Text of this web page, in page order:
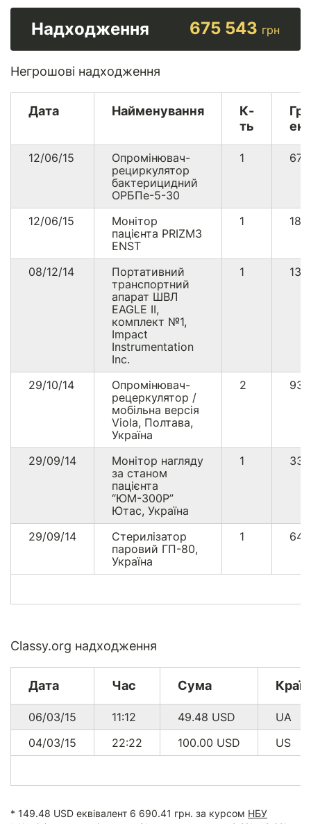
Надходження 675 543 грн
Негрошові надходження
Дата Найменування
К-
ть
12/06/15
Опромінювач-
рециркулятор
бактерицидний
ОРБПе-5-30
1
12/06/15
Монітор
пацієнта PRIZM3
ENST
1
08/12/14
Портативний
транспортний
апарат ШВЛ
EAGLE II,
комплект №1,
Impact
Instrumentation
Inc.
1
29/10/14
Опромінювач-
рецеркулятор /
мобільна версія
Viola, Полтава,
Україна
2
29/09/14
Монітор нагляду
за станом
пацієнта
“ЮМ-300Р”
Ютас, Україна
1
29/09/14
Стерилізатор
паровий ГП-80,
Україна
1
Classy.org надходження
Дата Час Сума
06/03/15 11:12 49.48 USD
UA
04/03/15
22:22 100.00 USD US
* 149.48 USD еквівалент 6 690.41 грн. за курсом НБУ